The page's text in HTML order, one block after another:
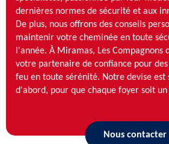
dernières normes de sécurité et aux
De plus, nous offrons des conseils
maintenir votre cheminée en toute
l'année. À Miramas, Les Compagnons
votre partenaire de confiance pour
feu en toute sérénité. Notre devise est
d'abord, pour que chaque foyer soit
Nous contacter